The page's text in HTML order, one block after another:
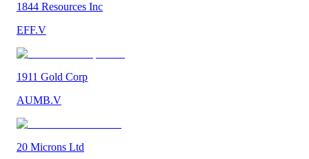
1844 Resources Inc
EFF.V
1911 Gold Corp
AUMB.V
20 Microns Ltd